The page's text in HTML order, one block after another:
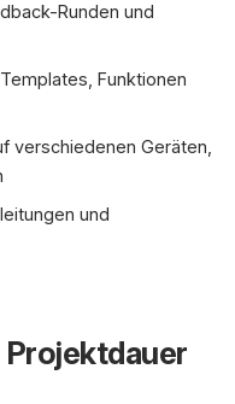
Runden und
Funktionen
verschiedenen Geräten,
und